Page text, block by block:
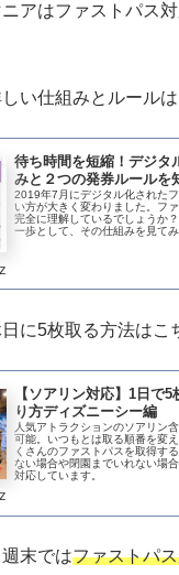
ニアはファストパス
い仕組みとルール
待ち時間を短縮！デジタ
みと２つの発券ルールを
2019年7月にデジタル化された
い方が大きく変わりました。フ
完全に理解しているでしょうか
一歩として、その仕組みを見てみ
に5枚取る方法はこ
【ソアリン対応】1日で
り方ディズニーシー編
人気アトラクションのソアリン
可能。いつもとは取る順番を変
くさんのファストパスを取得す
ない場合や閉園までいれない場
対応しています。
末ではファストパ